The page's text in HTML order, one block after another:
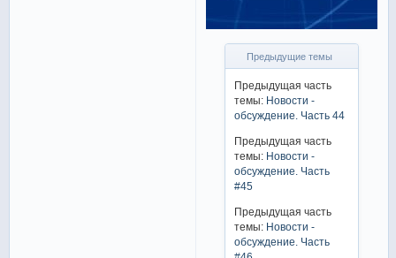
Предыдущие темы
Предыдущая часть
темы: Новости -
обсуждение. Часть 44
Предыдущая часть
темы: Новости -
обсуждение. Часть
#45
Предыдущая часть
темы: Новости -
обсуждение. Часть